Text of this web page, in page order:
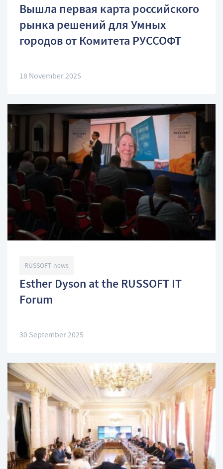
Вышла первая карта российского
рынка решений для Умных
городов от Комитета РУССОФТ
18 November 2025
RUSSOFT news
Esther Dyson at the RUSSOFT IT
Forum
30 September 2025